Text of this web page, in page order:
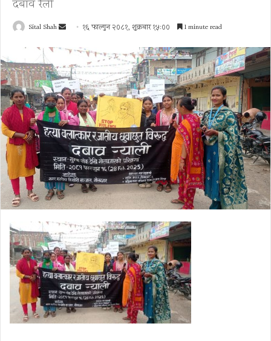
दबाव रैली
Sital Shah
Send
email
१६ फाल्गुन २०८१, शुक्रबार १५:०० 1 minute read